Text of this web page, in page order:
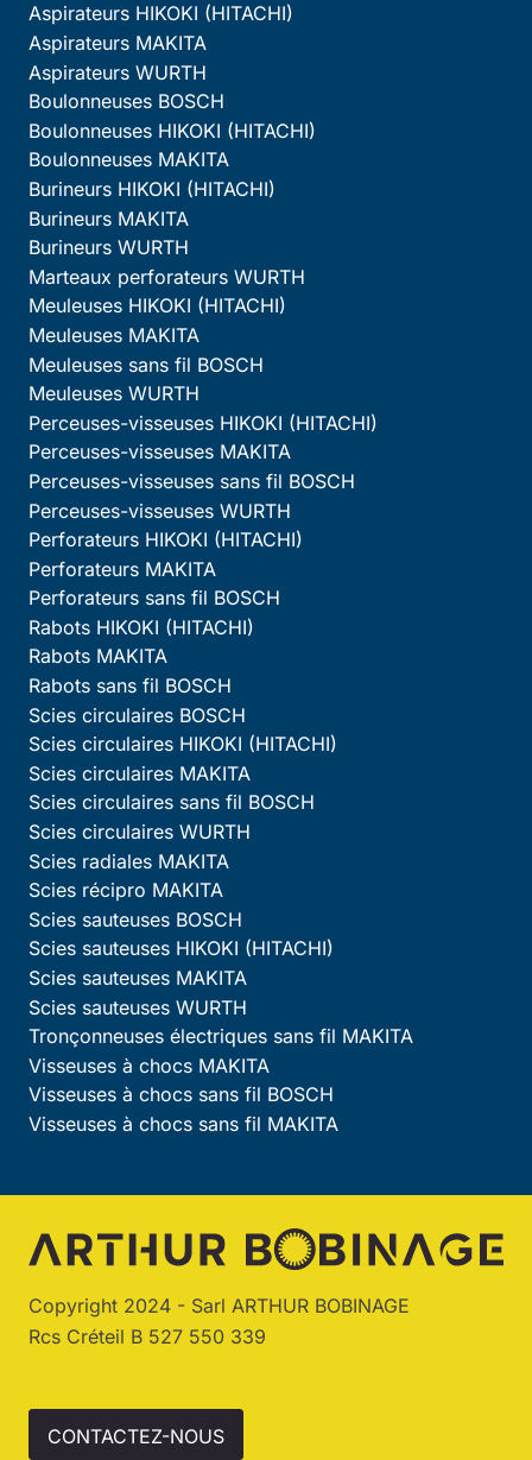
Aspirateurs HIKOKI (HITACHI)
Aspirateurs MAKITA
Aspirateurs WURTH
Boulonneuses BOSCH
Boulonneuses HIKOKI (HITACHI)
Boulonneuses MAKITA
Burineurs HIKOKI (HITACHI)
Burineurs MAKITA
Burineurs WURTH
Marteaux perforateurs WURTH
Meuleuses HIKOKI (HITACHI)
Meuleuses MAKITA
Meuleuses sans fil BOSCH
Meuleuses WURTH
Perceuses-visseuses HIKOKI (HITACHI)
Perceuses-visseuses MAKITA
Perceuses-visseuses sans fil BOSCH
Perceuses-visseuses WURTH
Perforateurs HIKOKI (HITACHI)
Perforateurs MAKITA
Perforateurs sans fil BOSCH
Rabots HIKOKI (HITACHI)
Rabots MAKITA
Rabots sans fil BOSCH
Scies circulaires BOSCH
Scies circulaires HIKOKI (HITACHI)
Scies circulaires MAKITA
Scies circulaires sans fil BOSCH
Scies circulaires WURTH
Scies radiales MAKITA
Scies récipro MAKITA
Scies sauteuses BOSCH
Scies sauteuses HIKOKI (HITACHI)
Scies sauteuses MAKITA
Scies sauteuses WURTH
Tronçonneuses électriques sans fil MAKITA
Visseuses à chocs MAKITA
Visseuses à chocs sans fil BOSCH
Visseuses à chocs sans fil MAKITA
Copyright 2024 - Sarl ARTHUR BOBINAGE
Rcs Créteil B 527 550 339
CONTACTEZ-NOUS